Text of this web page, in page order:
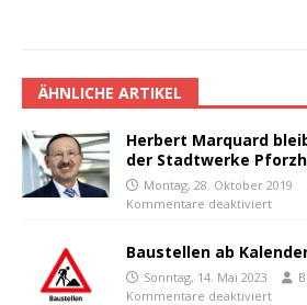
ÄHNLICHE ARTIKEL
Herbert Marquard
der Stadtwerke
Montag, 28. Oktober 2019
Kommentare deaktiviert
Baustellen ab
Sonntag, 14. Mai 2023
Kommentare deaktiviert